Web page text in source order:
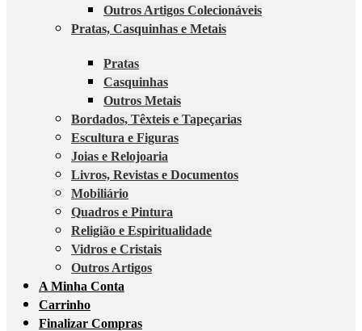
Outros Artigos Colecionáveis
Pratas, Casquinhas e Metais
Pratas
Casquinhas
Outros Metais
Bordados, Têxteis e Tapeçarias
Escultura e Figuras
Joias e Relojoaria
Livros, Revistas e Documentos
Mobiliário
Quadros e Pintura
Religião e Espiritualidade
Vidros e Cristais
Outros Artigos
A Minha Conta
Carrinho
Finalizar Compras